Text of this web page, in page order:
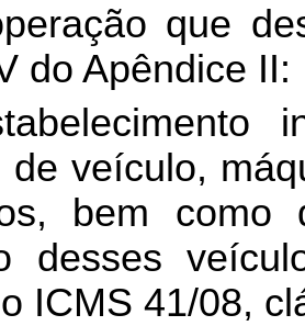
que
do Apêndice II:
de veículo,
bem
desses
ICMS 41/08,